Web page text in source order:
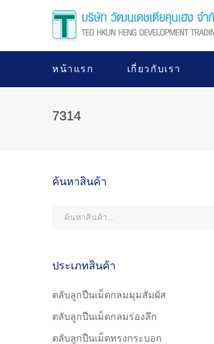
หน้าแรก เกี่ยวกับเรา
7314
ค้นหาสินค้า
ประเภทสินค้า
ตลับลูกปืนเม็ดกลมมุมสัมผัส
ตลับลูกปืนเม็ดกลมร่องลึก
ตลับลูกปืนเม็ดทรงกระบอก